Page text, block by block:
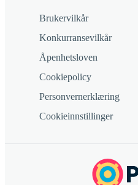
Brukervilkår
Konkurransevilkår
Åpenhetsloven
Cookiepolicy
Personvernerklæring
Cookieinnstillinger